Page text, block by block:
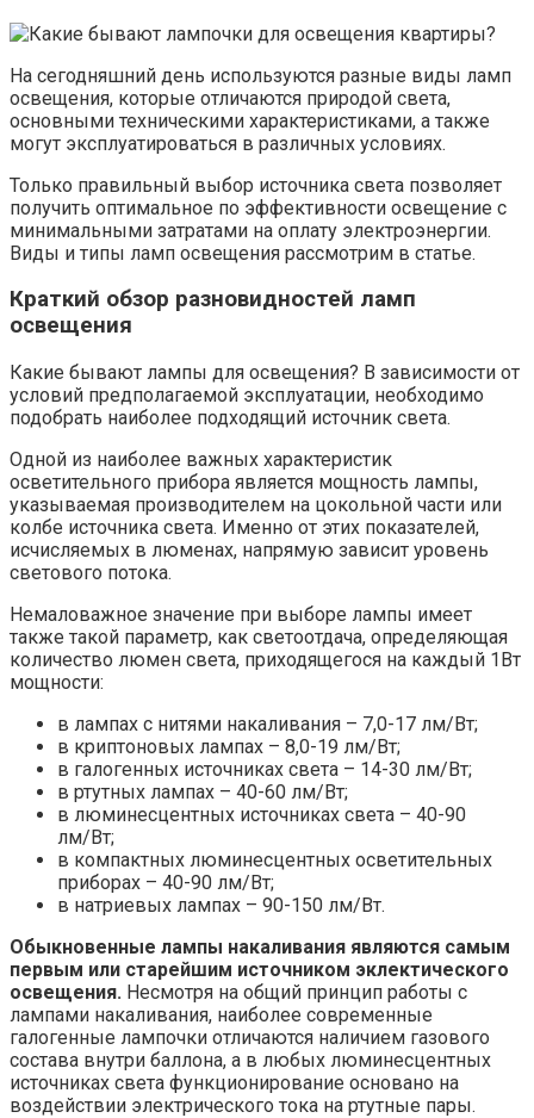
На сегодняшний день используются разные виды ламп
освещения, которые отличаются природой света,
основными техническими характеристиками, а также
могут эксплуатироваться в различных условиях.
Только правильный выбор источника света позволяет
получить оптимальное по эффективности освещение с
минимальными затратами на оплату электроэнергии.
Виды и типы ламп освещения рассмотрим в статье.
Краткий обзор разновидностей ламп
освещения
Какие бывают лампы для освещения? В зависимости от
условий предполагаемой эксплуатации, необходимо
подобрать наиболее подходящий источник света.
Одной из наиболее важных характеристик
осветительного прибора является мощность лампы,
указываемая производителем на цокольной части или
колбе источника света. Именно от этих показателей,
исчисляемых в люменах, напрямую зависит уровень
светового потока.
Немаловажное значение при выборе лампы имеет
также такой параметр, как светоотдача, определяющая
количество люмен света, приходящегося на каждый 1Вт
мощности:
в лампах с нитями накаливания – 7,0-17 лм/Bт;
в криптоновых лампах – 8,0-19 лм/Bт;
в галогенных источниках света – 14-30 лм/Bт;
в ртутных лампах – 40-60 лм/Bт;
в люминесцентных источниках света – 40-90
лм/Bт;
в компактных люминесцентных осветительных
приборах – 40-90 лм/Bт;
в натриевых лампах – 90-150 лм/Bт.
Обыкновенные лампы накаливания являются самым
первым или старейшим источником эклектического
освещения. Несмотря на общий принцип работы с
лампами накаливания, наиболее современные
галогенные лампочки отличаются наличием газового
состава внутри баллона, а в любых люминесцентных
источниках света функционирование основано на
воздействии электрического тока на ртутные пары.